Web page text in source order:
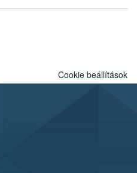
jártas szakértőt.
Cookie beállítások